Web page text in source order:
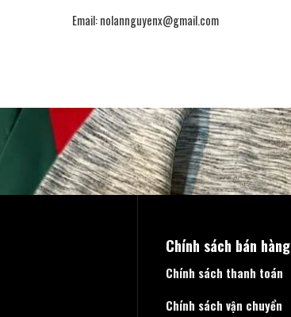
Email:nolannguyenx@gmail.com
Chính sách bán hàng
Chính sách thanh toán
Chính sách vận chuyển